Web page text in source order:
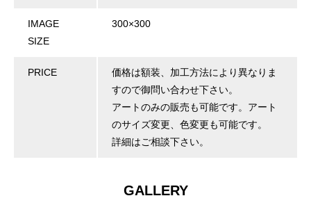
IMAGE
SIZE
300×300
PRICE
価格は額装、加工方法により異なりま
すので御問い合わせ下さい。
アートのみの販売も可能です。アート
のサイズ変更、色変更も可能です。
詳細はご相談下さい。
GALLERY